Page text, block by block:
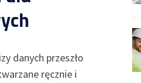
danych przeszło
ręcznie i